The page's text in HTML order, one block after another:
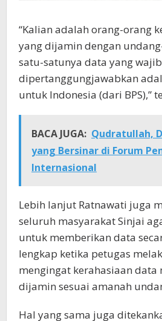
“Kalian adalah orang-orang
yang dijamin dengan
satu-satunya data yang
dipertanggungjawabkan
untuk Indonesia (dari BPS),”
BACA JUGA: Qudratullah,
yang Bersinar di Forum
Internasional
Lebih lanjut Ratnawati juga
seluruh masyarakat Sinjai
untuk memberikan data
lengkap ketika petugas
mengingat kerahasiaan data
dijamin sesuai amanah
Hal yang sama juga